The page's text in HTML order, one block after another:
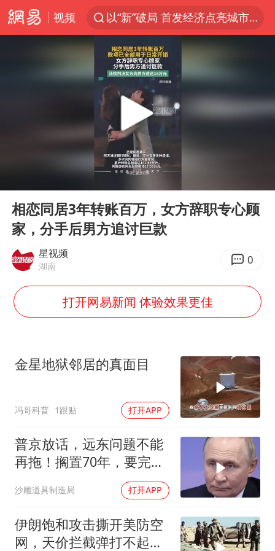
视频
以“新”破局 首发经济点亮城市消费活力
台风白海豚影响中国已成定局
看守所辅警收受10万获刑1年
U17国足1分钟轰2球
宇树科技发行价格150.80元/股
五粮液渠道价一箱上涨近百元
我国编制完成新版全月地质图
外交部发言人就广岛核爆81周年等答记者问
中国“五箭齐发”反制美国
感觉全东北都在等7号
泰国一女公务员妆容引争议 本人回应
奋进开新局 实干挑大梁
Play
相恋同居3年转账百万，女方辞职专心顾
家，分手后男方追讨巨款
星视频
湖南 0
打开网易新闻 体验效果更佳
金星地狱邻居的真面目
冯哥科普 1跟贴 打开APP
普京放话，远东问题不能
再拖！搁置70年，要完成
沙雕道具制造局 打开APP
伊朗饱和攻击撕开美防空
网，天价拦截弹打不起，